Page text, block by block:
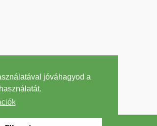
jóváhagyod a